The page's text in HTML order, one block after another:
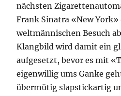
nächsten
Frank Sinatra «New York»
weltmännischen Besuch
Klangbild wird damit ein
aufgesetzt, bevor es mit
eigenwillig ums Ganke
übermütig slapstickartig